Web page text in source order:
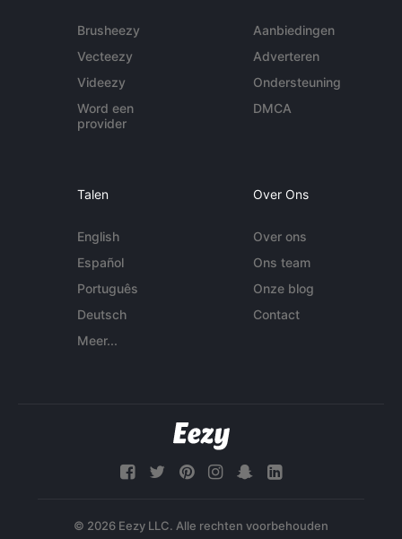
Brusheezy
Vecteezy
Videezy
Word een
provider
Aanbiedingen
Adverteren
Ondersteuning
DMCA
Talen
English
Español
Português
Deutsch
Meer...
Over Ons
Over ons
Ons team
Onze blog
Contact
© 2026 Eezy LLC. Alle rechten voorbehouden